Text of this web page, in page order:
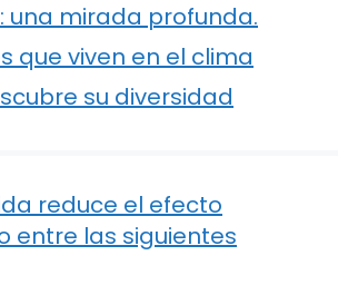
una mirada profunda.
que viven en el clima
su diversidad
reduce el efecto
entre las siguientes